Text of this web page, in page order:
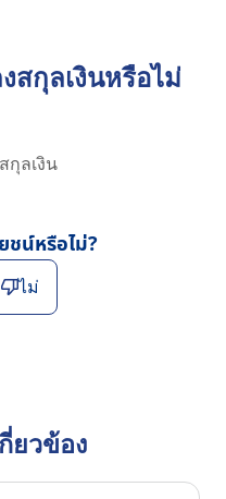
สกุลเงินหรือไม่
กุลเงิน
ชน์หรือไม่?
ไม่
ยวข้อง